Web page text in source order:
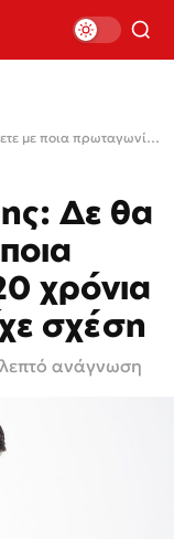
Ανδρέας Βούλγαρης: Δε θα πιστέψετε με ποια πρωταγωνίστρια 20 χρόνια μεγαλύτερή του είχε σχέση
Δε θα
χρόνια
σχέση
λεπτό ανάγνωση